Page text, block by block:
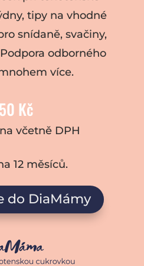
tipy na vhodné
snídaně, svačiny,
odborného
více.
Kč
včetně DPH
12 měsíců.
do DiaMámy